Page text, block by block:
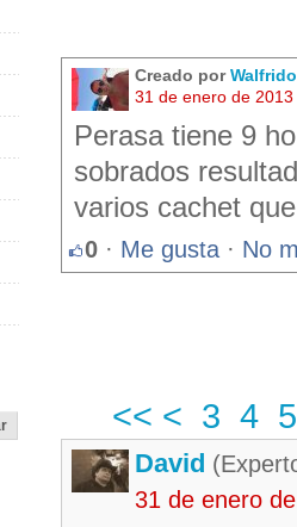
Creado por
31 de enero de
Perasa tiene 9
sobrados
varios cachet
0 · Me gusta · No
<< < 3 4 5
David
31 de enero